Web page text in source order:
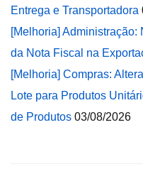
Entrega e Transportadora
[Melhoria]
da Nota Fiscal na
[Melhoria] Compras:
Lote para Produtos
de Produtos 03/08/2026